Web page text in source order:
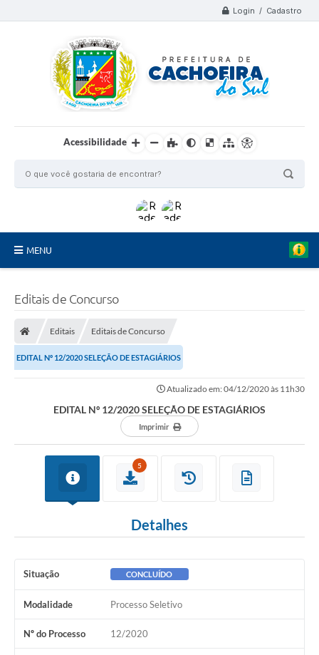
Login / Cadastro
Acessibilidade
MENU
Conselhos Municipais
Coleta seletiva - Informações
Galeria de Fotos
A Nossa Cidade
A Prefeitura
Audiências Públicas
Editais de Concurso
Editais Editais de Concurso
EDITAL Nº 12/2020 SELEÇÃO DE ESTAGIÁRIOS
Atualizado em: 04/12/2020 às 11h30
EDITAL Nº 12/2020 SELEÇÃO DE ESTAGIÁRIOS
Imprimir
5
Detalhes
Situação CONCLUÍDO
Modalidade Processo Seletivo
Nº do Processo 12/2020